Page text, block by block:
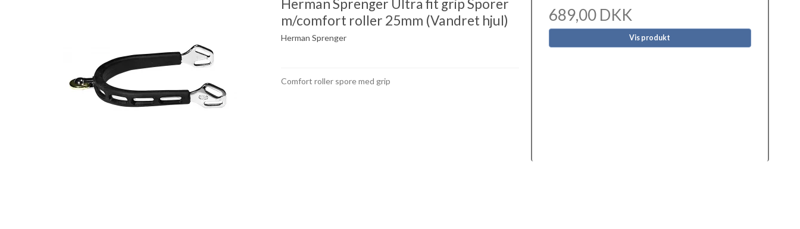
Herman Sprenger Ultra fit grip Sporer
m/comfort roller 25mm (Vandret hjul)
Herman Sprenger
Comfort roller spore med grip
689,00 DKK
Vis produkt